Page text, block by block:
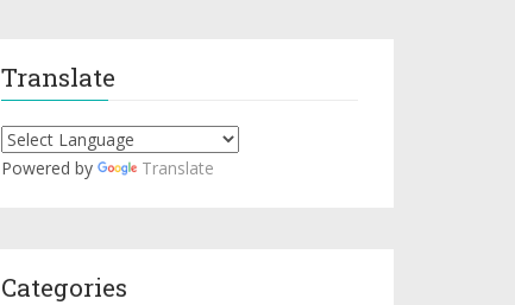
Translate
Powered by Translate
Categories